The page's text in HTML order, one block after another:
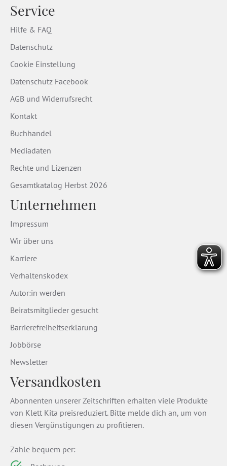
Service
Hilfe & FAQ
Datenschutz
Cookie Einstellung
Datenschutz Facebook
AGB und Widerrufsrecht
Kontakt
Buchhandel
Mediadaten
Rechte und Lizenzen
Gesamtkatalog Herbst 2026
Unternehmen
Impressum
Wir über uns
Karriere
Verhaltenskodex
Autor:in werden
Beiratsmitglieder gesucht
Barrierefreiheitserklärung
Jobbörse
Newsletter
Versandkosten
Abonnenten unserer Zeitschriften erhalten viele Produkte
von Klett Kita preisreduziert. Bitte melde dich an, um von
diesen Vergünstigungen zu profitieren.
Zahle bequem per: